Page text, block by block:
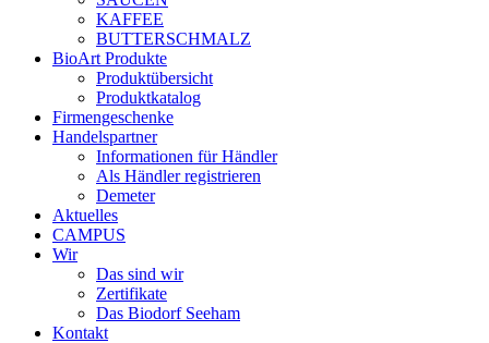
KAFFEE
BUTTERSCHMALZ
BioArt Produkte
Produktübersicht
Produktkatalog
Firmengeschenke
Handelspartner
Informationen für Händler
Als Händler registrieren
Demeter
Aktuelles
CAMPUS
Wir
Das sind wir
Zertifikate
Das Biodorf Seeham
Kontakt